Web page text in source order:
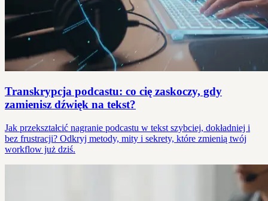
Transkrypcja podcastu: co cię zaskoczy, gdy
zamienisz dźwięk na tekst?
Jak przekształcić nagranie podcastu w tekst szybciej, dokładniej i
bez frustracji? Odkryj metody, mity i sekrety, które zmienią twój
workflow już dziś.